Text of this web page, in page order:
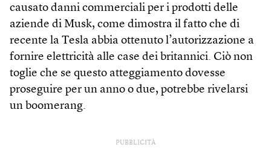
causato danni commerciali per i prodotti delle
aziende di Musk, come dimostra il fatto che di
recente la Tesla abbia ottenuto l’autorizzazione a
fornire elettricità alle case dei britannici. Ciò non
toglie che se questo atteggiamento dovesse
proseguire per un anno o due, potrebbe rivelarsi
un boomerang.
PUBBLICITÀ